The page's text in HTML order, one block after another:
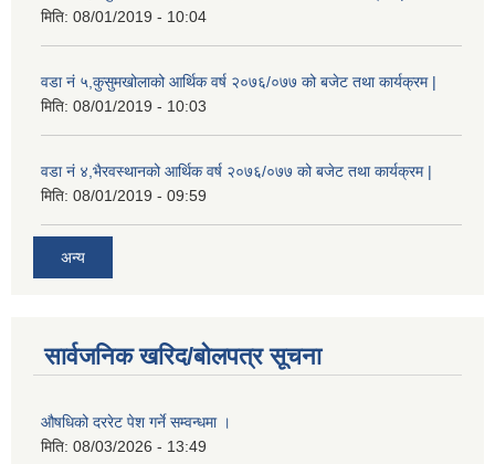
मिति: 08/01/2019 - 10:04
वडा नं ५,कुसुमखोलाको आर्थिक वर्ष २०७६/०७७ को बजेट तथा कार्यक्रम |
मिति: 08/01/2019 - 10:03
वडा नं ४,भैरवस्थानको आर्थिक वर्ष २०७६/०७७ को बजेट तथा कार्यक्रम |
मिति: 08/01/2019 - 09:59
अन्य
सार्वजनिक खरिद/बोलपत्र सूचना
औषधिको दररेट पेश गर्ने सम्वन्धमा ।
मिति: 08/03/2026 - 13:49